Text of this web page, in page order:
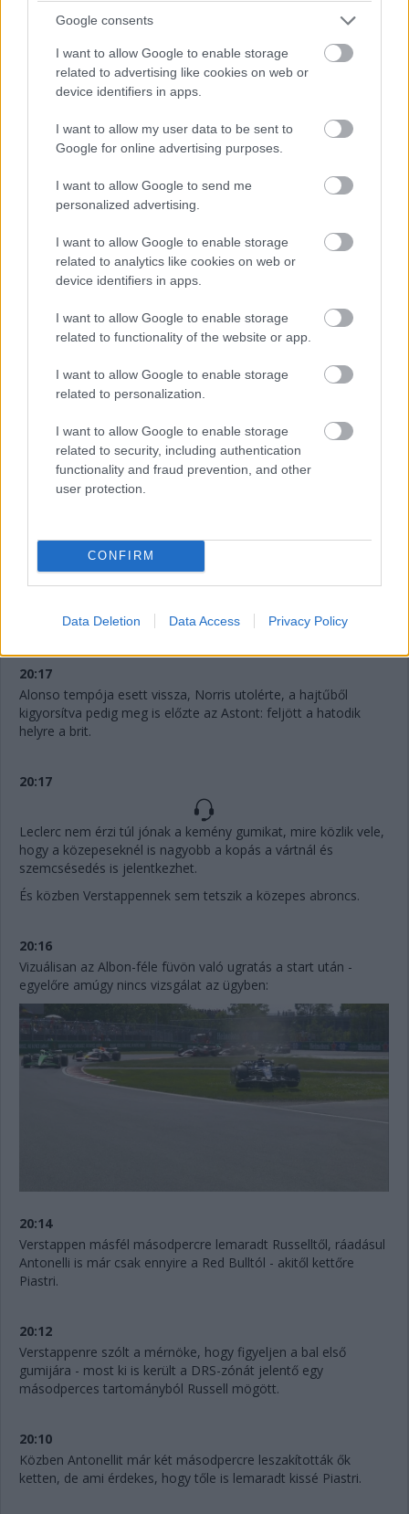
Google consents
I want to allow Google to enable storage
related to advertising like cookies on web or
device identifiers in apps.
I want to allow my user data to be sent to
Google for online advertising purposes.
I want to allow Google to send me
personalized advertising.
I want to allow Google to enable storage
related to analytics like cookies on web or
device identifiers in apps.
I want to allow Google to enable storage
related to functionality of the website or app.
I want to allow Google to enable storage
related to personalization.
I want to allow Google to enable storage
related to security, including authentication
functionality and fraud prevention, and other
user protection.
CONFIRM
Data Deletion Data Access Privacy Policy
Verstappen közben áthámozta magát Hülkenbergen, két
másodperccel követi Russellt.
És Piastri is jön a bokszba, így most a keményeken induló
Norris és Leclerc az első két helyen!
Norris megelőzte Hamiltont - aki aztán azzal a lendülettel
McLaren 1-2 pillanatnyilag, de eltérő stratégián Piastri és
Norris, viszont csak három és fél másodperc van közöttük.
Antonelli is követi a két éllovas példáját, nála is felkerülnek a
a top 5, ők még természetesen nem cseréltek kereket -
viszont fontos, hogy Norris és Leclerc a kemény keveréken
Russell-lel azonnal reagált a Mercedes, ő is érkezett a cserére,
marad Verstappen előtt a brit - sőt, Hülkenberg is ott van
20:19
És Antonelli támadja Verstappent - aki inkább ki is húzott a
Bull, keményekre vált a címvédő!
20:17
Alonso tempója esett vissza, Norris utolérte, a hajtűből
kigyorsítva pedig meg is előzte az Astont: feljött a hatodik
helyre a brit.
20:17
Leclerc nem érzi túl jónak a kemény gumikat, mire közlik vele,
hogy a közepeseknél is nagyobb a kopás a vártnál és
szemcsésedés is jelentkezhet.
És közben Verstappennek sem tetszik a közepes abroncs.
20:16
Vizuálisan az Albon-féle füvön való ugratás a start után -
egyelőre amúgy nincs vizsgálat az ügyben:
20:14
Verstappen másfél másodpercre lemaradt Russelltől, ráadásul
Antonelli is már csak ennyire a Red Bulltól - akitől kettőre
Piastri.
20:12
Verstappenre szólt a mérnöke, hogy figyeljen a bal első
gumijára - most ki is került a DRS-zónát jelentő egy
másodperces tartományból Russell mögött.
20:10
Közben Antonellit már két másodpercre leszakították ők
ketten, de ami érdekes, hogy tőle is lemaradt kissé Piastri.